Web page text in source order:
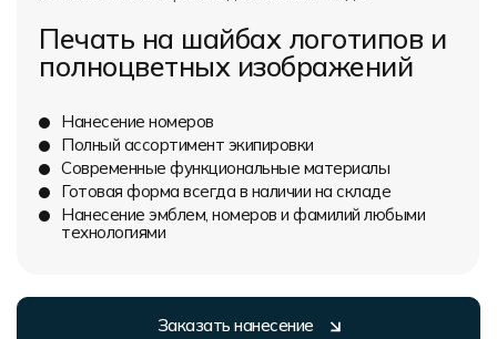
Печать на шайбах логотипов и
полноцветных изображений
Нанесение номеров
Полный ассортимент экипировки
Современные функциональные материалы
Готовая форма всегда в наличии на складе
Нанесение эмблем, номеров и фамилий любыми
технологиями
Заказать нанесение
Баскетбол
Хоккей
Беговая форма
Другие виды спорта
Наши награды
Сертификаты
Наши работы
Галерея работ
Фото изделий
Услуги по пошиву
Экипировка
Экипировка профессиональных
команд
Изготовление мерча
Пошив формы для курьеров
Требования к макету
Технологии печати
Уход за изделиями
Виды тканей
Карта цветов